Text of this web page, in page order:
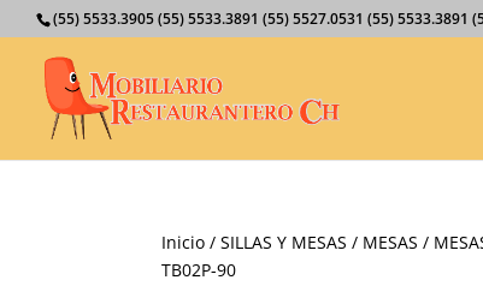
(55) 5533.3905 (55) 5533.3891 (55) 5527.0531 (55) 5533.3891
Inicio /SILLAS Y MESAS / MESAS /
TB02P-90